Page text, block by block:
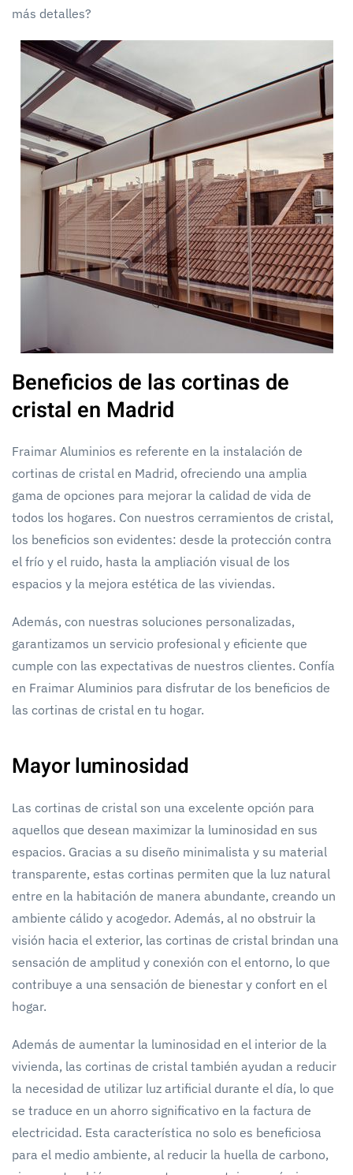
más detalles?
Beneficios de las cortinas de
cristal en Madrid
Fraimar Aluminios es referente en la instalación de
cortinas de cristal en Madrid, ofreciendo una amplia
gama de opciones para mejorar la calidad de vida de
todos los hogares. Con nuestros cerramientos de cristal,
los beneficios son evidentes: desde la protección contra
el frío y el ruido, hasta la ampliación visual de los
espacios y la mejora estética de las viviendas.
Además, con nuestras soluciones personalizadas,
garantizamos un servicio profesional y eficiente que
cumple con las expectativas de nuestros clientes. Confía
en Fraimar Aluminios para disfrutar de los beneficios de
las cortinas de cristal en tu hogar.
Mayor luminosidad
Las cortinas de cristal son una excelente opción para
aquellos que desean maximizar la luminosidad en sus
espacios. Gracias a su diseño minimalista y su material
transparente, estas cortinas permiten que la luz natural
entre en la habitación de manera abundante, creando un
ambiente cálido y acogedor. Además, al no obstruir la
visión hacia el exterior, las cortinas de cristal brindan una
sensación de amplitud y conexión con el entorno, lo que
contribuye a una sensación de bienestar y confort en el
hogar.
Además de aumentar la luminosidad en el interior de la
vivienda, las cortinas de cristal también ayudan a reducir
la necesidad de utilizar luz artificial durante el día, lo que
se traduce en un ahorro significativo en la factura de
electricidad. Esta característica no solo es beneficiosa
para el medio ambiente, al reducir la huella de carbono,